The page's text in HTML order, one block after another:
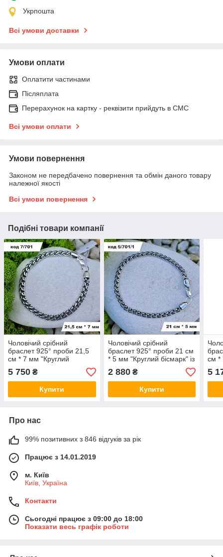
Укрпошта
Всі умови доставки
Умови оплати
Оплатити частинами
Післяплата
Перерахунок на картку - реквізити прийдуть в СМС
Всі умови оплати
Умови повернення
Законом не передбачено повернення та обмін даного товару
належної якості
Всі умови повернення
Подібні товари компанії
Чоловічий срібний
браслет 925° проби 21,5
см * 7 мм "Круглий
бісмарк" із чорнінням
5 750 ₴
Купити
Чоловічий срібний
браслет 925° проби 21 см
* 5 мм "Круглий бісмарк" із
чорнінням
2 880₴
Купити
см *
5
Про нас
99% позитивних з 846 відгуків за рік
Працює з 14.01.2019
м. Київ
Київ, Україна
Контакти
Сьогодні працює з 09:00 до 18:00
Показати весь графік роботи